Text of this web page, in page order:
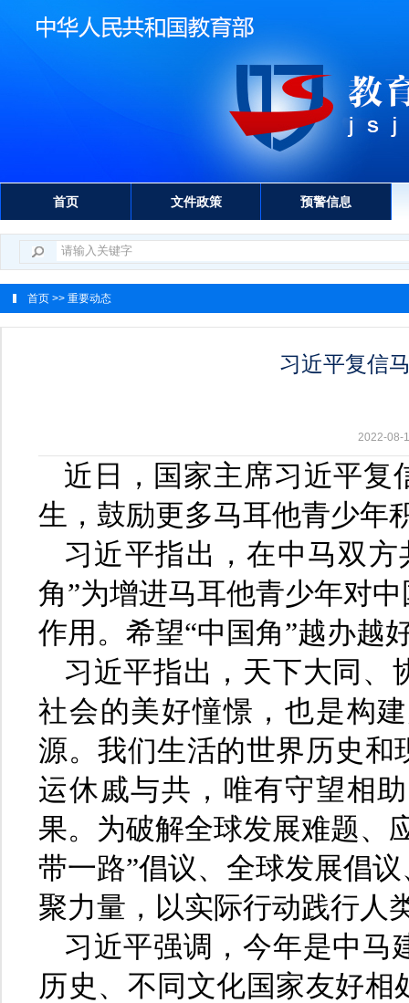
首页 文件政策 预警信息
首页 >> 重要动态
习近平复信
2022-08-
近日，国家主席习近平复
生，鼓励更多马耳他青少年
习近平指出，在中马双
角”为增进马耳他青少年对
作用。希望“中国角”越办越
习近平指出，天下大同、
社会的美好憧憬，也是构
源。我们生活的世界历史和
运休戚与共，唯有守望相
果。为破解全球发展难题、
带一路”倡议、全球发展倡
聚力量，以实际行动践行人
习近平强调，今年是中马
历史、不同文化国家友好